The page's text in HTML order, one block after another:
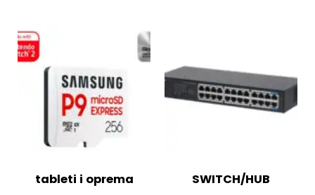
tableti i oprema SWITCH/HUB